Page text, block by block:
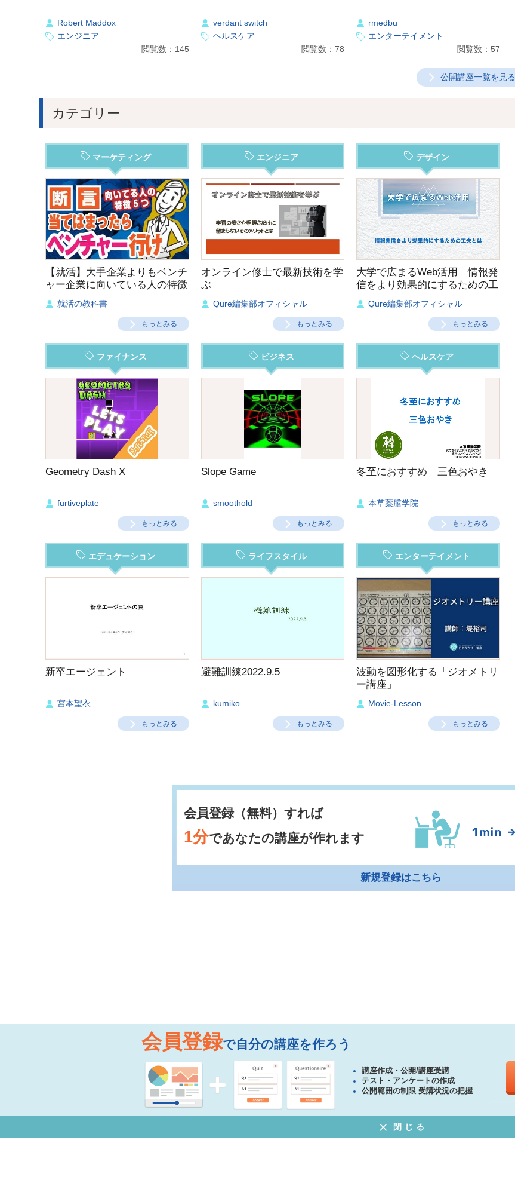
Robert Maddox
エンジニア
閲覧数：145
verdant switch
ヘルスケア
閲覧数：78
rmedbu
エンターテイメント
閲覧数：57
公開講座一覧を見る
カテゴリー
マーケティング
【就活】大手企業よりもベンチ
ャー企業に向いている人の特徴
５つ‼︎
就活の教科書
もっとみる
エンジニア
オンライン修士で最新技術を学
ぶ
Qure編集部オフィシャル
もっとみる
デザイン
大学で広まるWeb活用 情報発
信をより効果的にするための工
Qure編集部オフィシャル
もっとみる
ファイナンス
Geometry Dash X
furtiveplate
もっとみる
ビジネス
Slope Game
smoothold
もっとみる
ヘルスケア
冬至におすすめ 三色おやき
本草薬膳学院
もっとみる
エデュケーション
新卒エージェント
宮本望衣
もっとみる
ライフスタイル
避難訓練2022.9.5
kumiko
もっとみる
エンターテイメント
波動を図形化する「ジオメトリ
ー講座」
Movie-Lesson
もっとみる
会員登録（無料）すれば
1分であなたの講座が作れます
新規登録はこちら
会員登録で自分の講座を作ろう
講座作成・公開/講座受講
テスト・アンケートの作成
公開範囲の制限 受講状況の把握
閉じる